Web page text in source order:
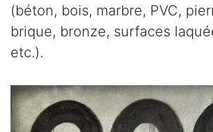
(béton, bois, marbre, PVC,
brique, bronze, surfaces
etc.).